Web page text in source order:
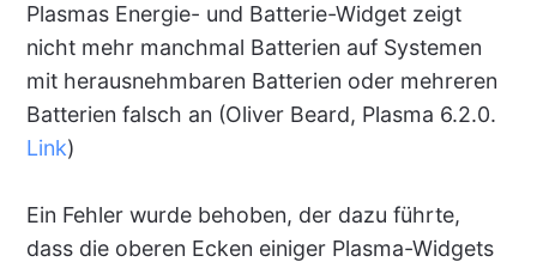
Plasmas Energie- und Batterie-Widget zeigt
nicht mehr manchmal Batterien auf Systemen
mit herausnehmbaren Batterien oder mehreren
Batterien falsch an (Oliver Beard, Plasma 6.2.0.
Link)
Ein Fehler wurde behoben, der dazu führte,
dass die oberen Ecken einiger Plasma-Widgets